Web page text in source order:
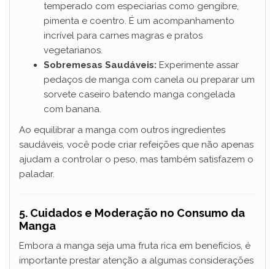
temperado com especiarias como gengibre,
pimenta e coentro. É um acompanhamento
incrível para carnes magras e pratos
vegetarianos.
Sobremesas Saudáveis: Experimente assar
pedaços de manga com canela ou preparar um
sorvete caseiro batendo manga congelada
com banana.
Ao equilibrar a manga com outros ingredientes
saudáveis, você pode criar refeições que não apenas
ajudam a controlar o peso, mas também satisfazem o
paladar.
5. Cuidados e Moderação no Consumo da
Manga
Embora a manga seja uma fruta rica em benefícios, é
importante prestar atenção a algumas considerações